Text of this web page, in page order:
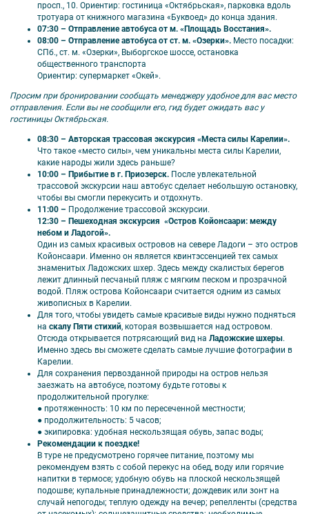
🎟️ В стоимость входит
Входные билеты в горный парк «Рускеала»;
Экскурсия по горному парку «Рускеала» с аттестованным
местным гидом;
Авторская трассовая экскурсия «Места силы Карелии»;
Пешеходная экскурсия «Остров Койонсаари: между небом и
Ладогой»;
Автобусная трассовая экскурсия «Путешествие в сердце
Карелии»;
●
Автобусная трассовая экскурсия «Сортавала: город двух
имен и трех культур»;
Автобусная трассовая экскурсия «Водопады Ахинкоски: где
оживают кинокадры и сказки»;
● Трансфер на комфортабельном автобусе (вместимость
автобуса зависит от набора группы);
Работа профессиональных гидов на протяжении всего тура;
Проживание в отеле (1 ночь);
Завтрак в отеле;
Остановка у Рускеальских водопадов Ахинкоски;
Свободное время в Горном парке «Рускеала»;
Посещение фирменного магазина форелевого хозяйства.
💰 Оплачивается дополнительно
Экологическая тропа у водопадов
Ахвенкоски: полный билет — 500 руб./чел.;
дети до 7 лет — бесплатно; дети от 7 до 14
лет, студенты (очн.), лица, имеющие
регистрацию в РК, пенсионеры — 400 руб./
чел.
Комплексные обеды в туре: 800-1000 руб./
взр.
просп., 10. Ориентир: гостиница «Октябрьская», парковка вдоль
тротуара от книжного магазина «Буквоед» до конца здания.
07:30 – Отправление автобуса от м. «Площадь Восстания».
08:00 – Отправление автобуса от ст. м. «Озерки». Место посадки:
СПб., ст. м. «Озерки», Выборгское шоссе, остановка
общественного транспорта
Ориентир: супермаркет «Окей».
Просим при бронировании сообщать менеджеру удобное для вас место
отправления. Если вы не сообщили его, гид будет ожидать вас у
гостиницы Октябрьская.
08:30 – Авторская трассовая экскурсия «Места силы Карелии».
Что такое «место силы», чем уникальны места силы Карелии,
какие народы жили здесь раньше?
10:00 – Прибытие в г. Приозерск. После увлекательной
трассовой экскурсии наш автобус сделает небольшую остановку,
чтобы вы смогли перекусить и отдохнуть.
11:00 – Продолжение трассовой экскурсии.
12:30 – Пешеходная экскурсия «Остров Койонсаари: между
небом и Ладогой».
Один из самых красивых островов на севере Ладоги – это остров
Койонсаари. Именно он является квинтэссенцией тех самых
знаменитых Ладожских шхер. Здесь между скалистых берегов
лежит длинный песчаный пляж с мягким песком и прозрачной
водой. Пляж острова Койонсаари считается одним из самых
живописных в Карелии.
Для того, чтобы увидеть самые красивые виды нужно подняться
на скалу Пяти стихий, которая возвышается над островом.
Отсюда открывается потрясающий вид на Ладожские шхеры.
Именно здесь вы сможете сделать самые лучшие фотографии в
Карелии.
Для сохранения первозданной природы на остров нельзя
заезжать на автобусе, поэтому будьте готовы к
продолжительной прогулке:
● протяженность: 10 км по пересеченной местности;
● продолжительность: 5 часов;
● экипировка: удобная нескользящая обувь, запас воды;
Рекомендации к поездке!
В туре не предусмотрено горячее питание, поэтому мы
рекомендуем взять с собой перекус на обед, воду или горячие
напитки в термосе; удобную обувь на плоской нескользящей
подошве; купальные принадлежности; дождевик или зонт на
случай непогоды; теплую одежду на вечер; репелленты (средства